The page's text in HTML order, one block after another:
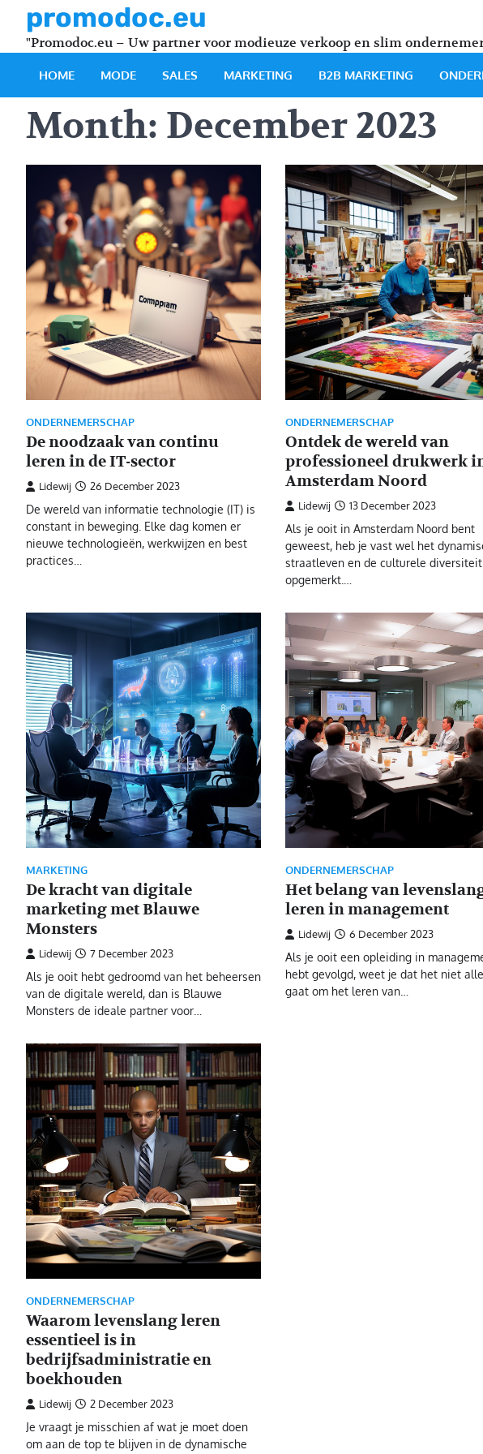
content
promodoc.eu
"Promodoc.eu – Uw partner voor modieuze verkoop en slim
HOME MODE SALES MARKETING B2B MARKETING
Month: December 2023
ONDERNEMERSCHAP
De noodzaak van continu
leren in de IT-sector
Lidewij 26 December 2023
De wereld van informatie technologie (IT) is
constant in beweging. Elke dag komen er
nieuwe technologieën, werkwijzen en best
practices…
ONDERNEMERSCHAP
Ontdek de wereld van
professioneel drukwerk
Amsterdam Noord
Lidewij 13 December 2023
Als je ooit in Amsterdam Noord bent
geweest, heb je vast wel het
straatleven en de culturele diversiteit
opgemerkt.…
MARKETING
De kracht van digitale
marketing met Blauwe
Monsters
Lidewij 7 December 2023
Als je ooit hebt gedroomd van het beheersen
van de digitale wereld, dan is Blauwe
Monsters de ideale partner voor…
ONDERNEMERSCHAP
Het belang van
leren in management
Lidewij 6 December 2023
Als je ooit een opleiding in
hebt gevolgd, weet je dat het niet
gaat om het leren van…
ONDERNEMERSCHAP
Waarom levenslang leren
essentieel is in
bedrijfsadministratie en
boekhouden
Lidewij 2 December 2023
Je vraagt je misschien af wat je moet doen
om aan de top te blijven in de dynamische